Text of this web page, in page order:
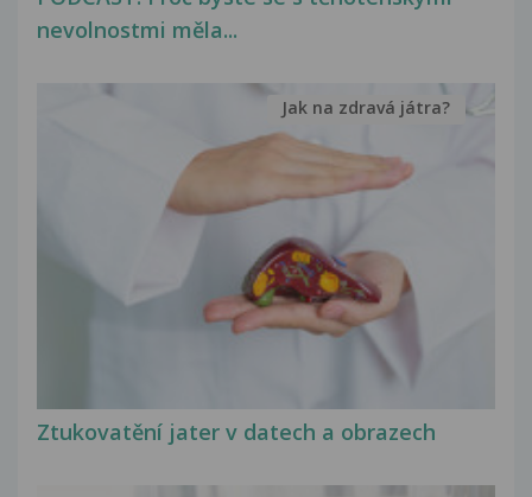
nevolnostmi měla...
Ztukovatění jater v datech a obrazech
Jak na zdravá játra?